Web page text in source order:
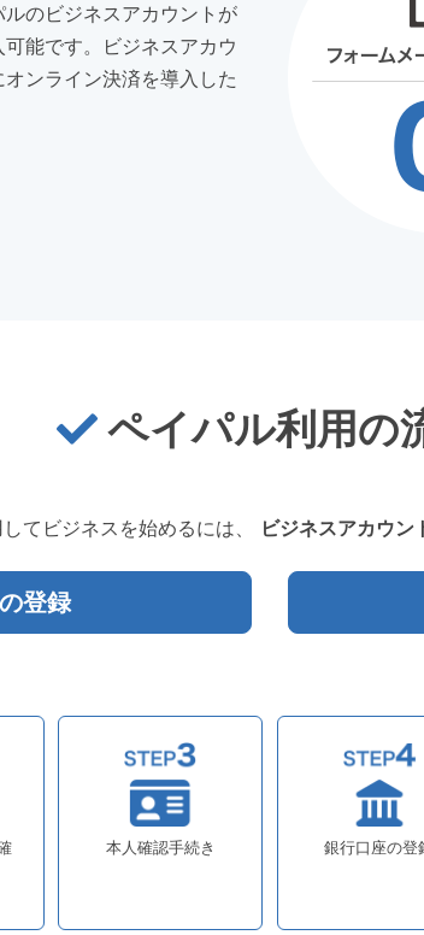
のビジネスアカウントが
能です。ビジネスアカウ
ンライン決済を導入した
ペイパル利用の
てビジネスを始めるには、 ビジネスアカウン
登録
本人確認手続き 銀行口座の登